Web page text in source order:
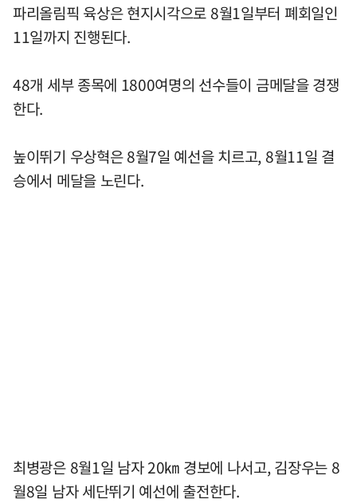
파리올림픽 육상은 현지시각으로 8월1일부터 폐회일인
11일까지 진행된다.
48개 세부 종목에 1800여명의 선수들이 금메달을 경쟁
한다.
높이뛰기 우상혁은 8월7일 예선을 치르고, 8월11일 결
승에서 메달을 노린다.
최병광은 8월1일 남자 20㎞ 경보에 나서고, 김장우는 8
월8일 남자 세단뛰기 예선에 출전한다.